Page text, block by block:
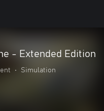
- Extended Edition
• Simulation